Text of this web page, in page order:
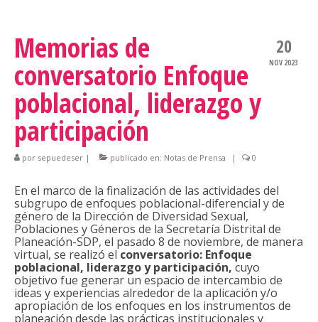
POLÍTICA PÚBLICA LGBTI
RECTORÍA
INFORMES Y BALANCES
2023
2024
2025
PLAN DE ACCIÓN
DOCUMENTO COMPLETO
PRESENTACIÓN
ESTRATEGIAS
20
NOV 2023
Memorias de
conversatorio Enfoque
poblacional, liderazgo y
participación
por sepuedeser | publicado en: Notas de Prensa | 0
En el marco de la finalización de las actividades del
subgrupo de enfoques poblacional-diferencial y de
género de la Dirección de Diversidad Sexual,
Poblaciones y Géneros de la Secretaría Distrital de
Planeación-SDP, el pasado 8 de noviembre, de manera
virtual, se realizó el conversatorio: Enfoque
poblacional, liderazgo y participación, cuyo
objetivo fue generar un espacio de intercambio de
ideas y experiencias alrededor de la aplicación y/o
apropiación de los enfoques en los instrumentos de
planeación desde las prácticas institucionales y